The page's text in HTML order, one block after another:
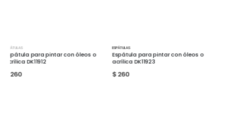
ESPÁTULAS
Espátula para pintar con óleos o
acrílica DK11923
$260
ESPÁTULAS
Espátula para pintar con óleos o
acrílica DK29024
$260